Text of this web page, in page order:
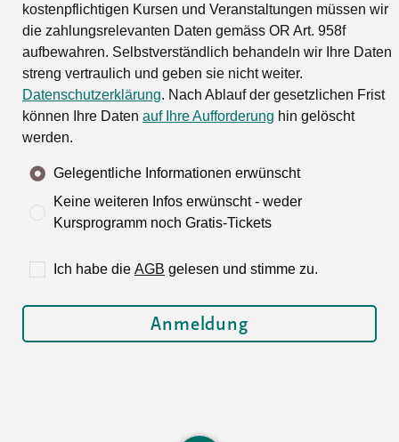
kostenpflichtigen Kursen und Veranstaltungen müssen wir
die zahlungsrelevanten Daten gemäss OR Art. 958f
aufbewahren. Selbstverständlich behandeln wir Ihre Daten
streng vertraulich und geben sie nicht weiter.
Datenschutzerklärung. Nach Ablauf der gesetzlichen Frist
können Ihre Daten auf Ihre Aufforderung hin gelöscht
werden.
Gelegentliche Informationen erwünscht
Keine weiteren Infos erwünscht - weder
Kursprogramm noch Gratis-Tickets
Ich habe die AGB gelesen und stimme zu.